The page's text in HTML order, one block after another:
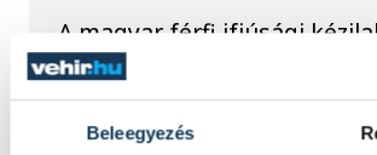
Beleegyezés
A magyar férfi ifjúsági
Szlovéniától a belgrádi
csütörtöki